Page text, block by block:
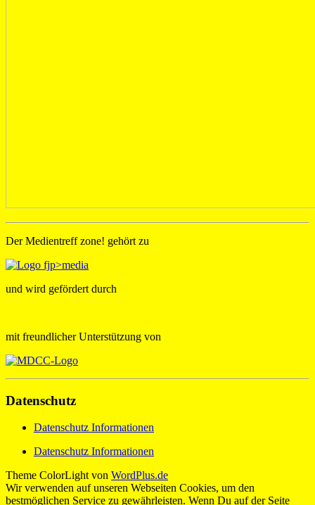
Der Medientreff zone! gehört zu
und wird gefördert durch
mit freundlicher Unterstützung von
Datenschutz
Datenschutz Informationen
Datenschutz Informationen
Theme ColorLight von WordPlus.de
Wir verwenden auf unseren Webseiten Cookies, um den
bestmöglichen Service zu gewährleisten. Wenn Du auf der Seite